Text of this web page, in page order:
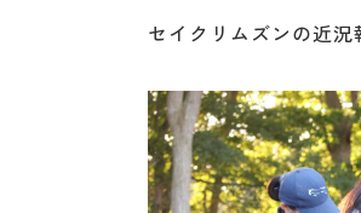
セイクリムズンの近況